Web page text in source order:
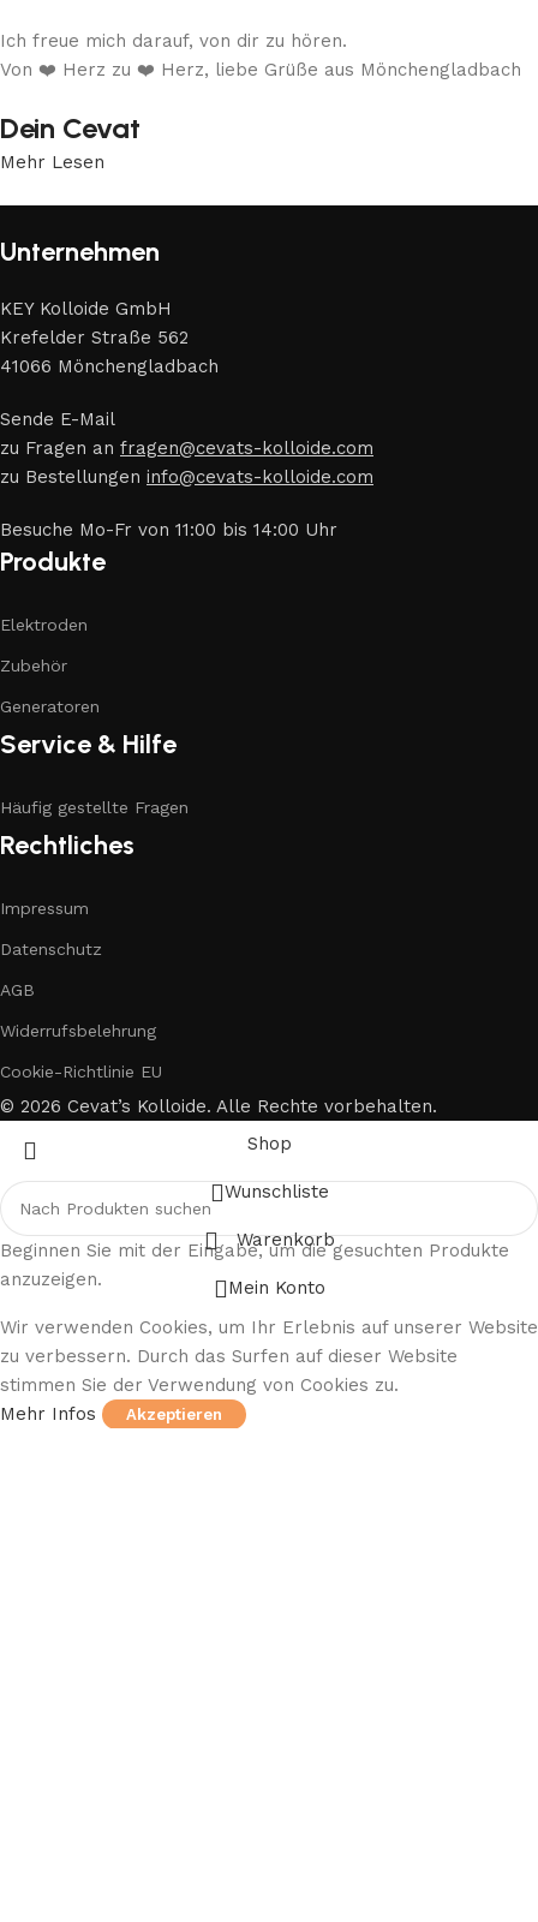
Ich freue mich darauf, von dir zu hören.
Von ❤️ Herz zu ❤️ Herz, liebe Grüße aus Mönchengladbach
Dein Cevat
Mehr Lesen
Unternehmen
KEY Kolloide GmbH
Krefelder Straße 562
41066 Mönchengladbach
Sende E-Mail
zu Fragen an fragen@cevats-kolloide.com
zu Bestellungen info@cevats-kolloide.com
Besuche Mo-Fr von 11:00 bis 14:00 Uhr
Produkte
Elektroden
Zubehör
Generatoren
Service & Hilfe
Häufig gestellte Fragen
Rechtliches
Impressum
Datenschutz
AGB
Widerrufsbelehrung
Cookie-Richtlinie EU
© 2026 Cevat’s Kolloide. Alle Rechte vorbehalten.
Beginnen Sie mit der Eingabe, um die gesuchten Produkte
anzuzeigen.
Shop
Wunschliste
Warenkorb
Mein Konto
Wir verwenden Cookies, um Ihr Erlebnis auf unserer Website
zu verbessern. Durch das Surfen auf dieser Website
stimmen Sie der Verwendung von Cookies zu.
Mehr Infos
Akzeptieren